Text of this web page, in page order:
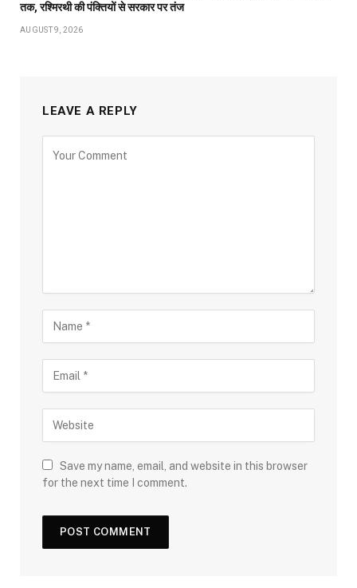
तक, रश्मिरथी की पंक्तियों से सरकार पर तंज
AUGUST 9, 2026
LEAVE A REPLY
Save my name, email, and website in this browser
for the next time I comment.